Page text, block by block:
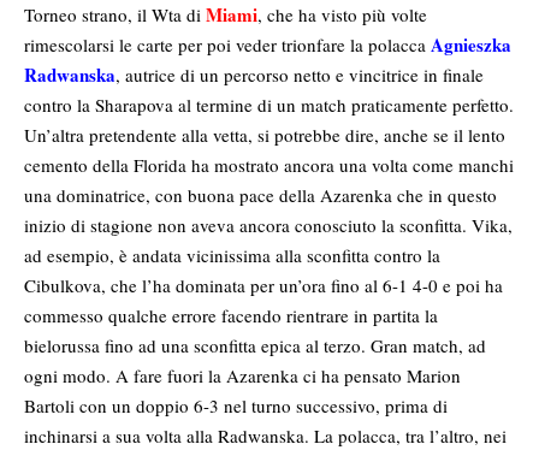
Torneo strano, il Wta di Miami, che ha visto più volte
rimescolarsi le carte per poi veder trionfare la polacca Agnieszka
Radwanska, autrice di un percorso netto e vincitrice in finale
contro la Sharapova al termine di un match praticamente perfetto.
Un’altra pretendente alla vetta, si potrebbe dire, anche se il lento
cemento della Florida ha mostrato ancora una volta come manchi
una dominatrice, con buona pace della Azarenka che in questo
inizio di stagione non aveva ancora conosciuto la sconfitta. Vika,
ad esempio, è andata vicinissima alla sconfitta contro la
Cibulkova, che l’ha dominata per un’ora fino al 6-1 4-0 e poi ha
commesso qualche errore facendo rientrare in partita la
bielorussa fino ad una sconfitta epica al terzo. Gran match, ad
ogni modo. A fare fuori la Azarenka ci ha pensato Marion
Bartoli con un doppio 6-3 nel turno successivo, prima di
inchinarsi a sua volta alla Radwanska. La polacca, tra l’altro, nei